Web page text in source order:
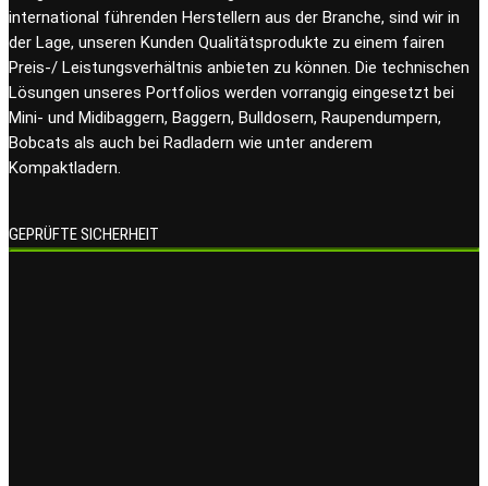
international führenden Herstellern aus der Branche, sind wir in
der Lage, unseren Kunden Qualitätsprodukte zu einem fairen
Preis-/ Leistungsverhältnis anbieten zu können. Die technischen
Lösungen unseres Portfolios werden vorrangig eingesetzt bei
Mini- und Midibaggern, Baggern, Bulldosern, Raupendumpern,
Bobcats als auch bei Radladern wie unter anderem
Kompaktladern.
GEPRÜFTE SICHERHEIT